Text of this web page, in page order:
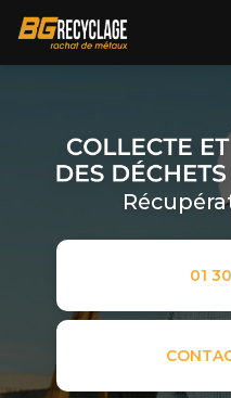
contenu
principal
01